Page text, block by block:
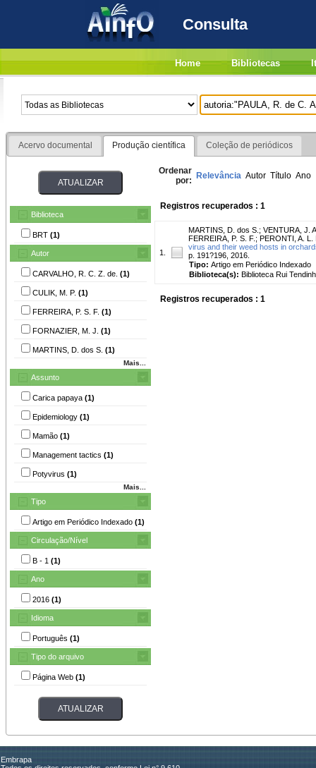
Consulta
Home Bibliotecas
Acervo documental Produção científica Coleção de periódicos
Biblioteca
BRT (1)
Autor
CARVALHO, R. C. Z. de. (1)
CULIK, M. P. (1)
FERREIRA, P. S. F. (1)
FORNAZIER, M. J. (1)
MARTINS, D. dos S. (1)
Mais...
Assunto
Carica papaya (1)
Epidemiology (1)
Mamão (1)
Management tactics (1)
Potyvirus (1)
Mais...
Tipo
Artigo em Periódico Indexado (1)
Circulação/Nível
B - 1 (1)
Ano
2016 (1)
Idioma
Português (1)
Tipo do arquivo
Página Web (1)
Ordenar
por: Relevância Autor Título Ano
Registros recuperados : 1
1.
MARTINS, D. dos S. ; VENTURA, J.
FERREIRA, P. S. F. ; PERONTI, A. L.
virus and their weed hosts in
p. 191?196, 2016.
Tipo: Artigo em Periódico Indexado
Biblioteca(s): Biblioteca Rui
Registros recuperados : 1
Embrapa